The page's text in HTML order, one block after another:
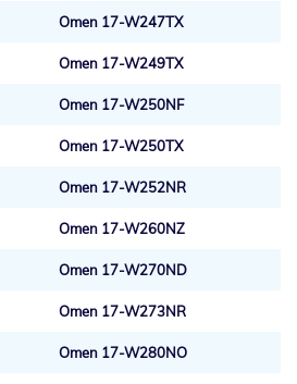
Omen 17-W247TX
Omen 17-W249TX
Omen 17-W250NF
Omen 17-W250TX
Omen 17-W252NR
Omen 17-W260NZ
Omen 17-W270ND
Omen 17-W273NR
Omen 17-W280NO